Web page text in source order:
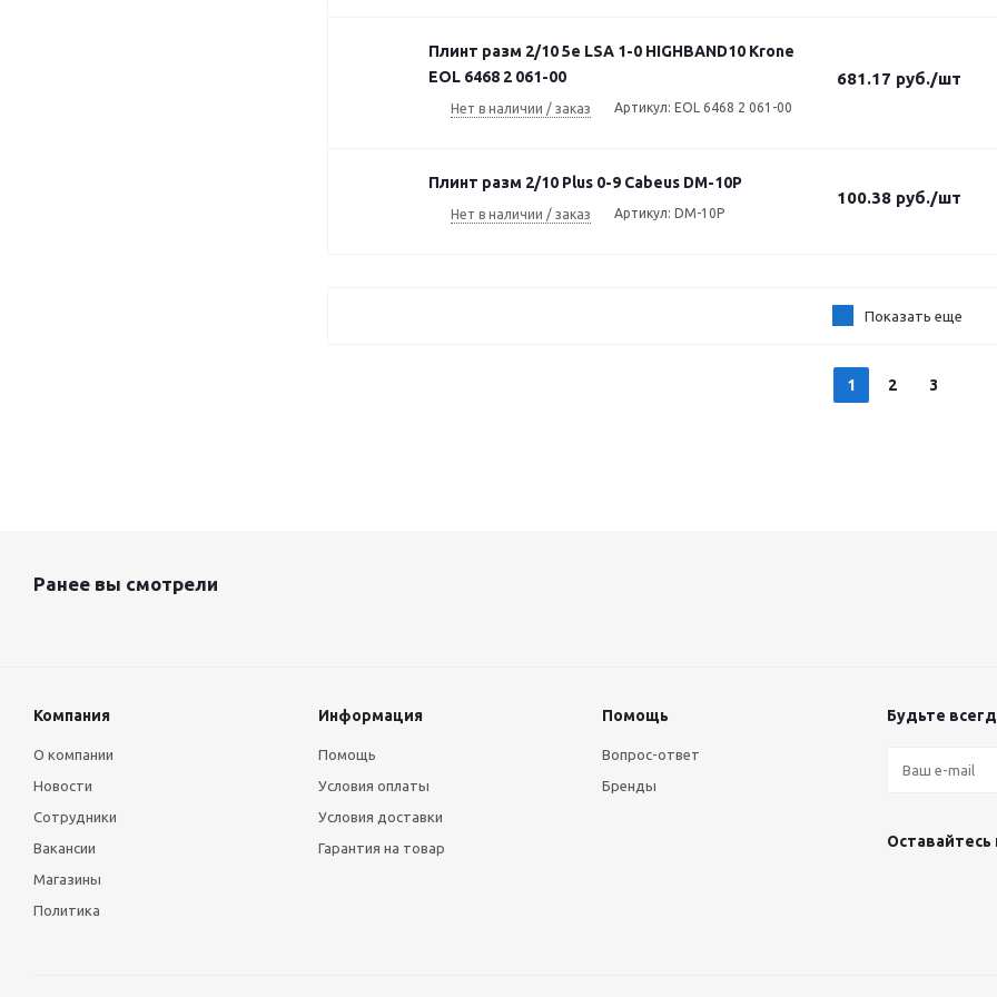
Плинт разм 2/10 5e LSA 1-0 HIGHBAND10 Krone
EOL 6468 2 061-00
Нет в наличии / заказ Артикул: EOL 6468 2 061-00
681.17 руб./шт
Плинт разм 2/10 Plus 0-9 Cabeus DM-10P
Нет в наличии / заказ Артикул: DM-10P
100.38 руб./шт
Показать еще
1 2 3
Ранее вы смотрели
Компания
О компании
Новости
Сотрудники
Вакансии
Магазины
Политика
Информация
Помощь
Условия оплаты
Условия доставки
Гарантия на товар
Помощь
Вопрос-ответ
Бренды
Будьте
Оставайтесь